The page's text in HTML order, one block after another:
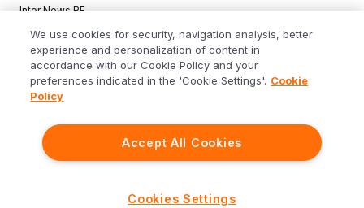
Siga o Inter
Inter News RF
Top Funds
Baixe o app
We use cookies for security, navigation analysis, better
experience and personalization of content in
accordance with our Cookie Policy and your
preferences indicated in the 'Cookie Settings'. Cookie
Policy
Accept All Cookies
Cookies Settings